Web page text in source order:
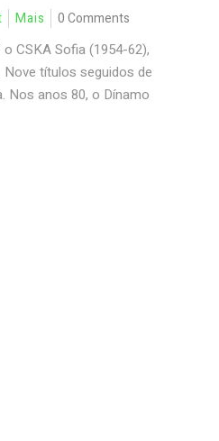
Mais 0 Comments
CSKA Sofia (1954-62),
títulos seguidos de
Nos anos 80, o Dínamo